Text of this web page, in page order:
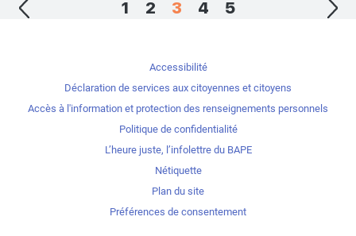
1 2 3 4 5
Accessibilité
Déclaration de services aux citoyennes et citoyens
Accès à l'information et protection des renseignements personnels
Politique de confidentialité
L’heure juste, l’infolettre du BAPE
Nétiquette
Plan du site
Préférences de consentement